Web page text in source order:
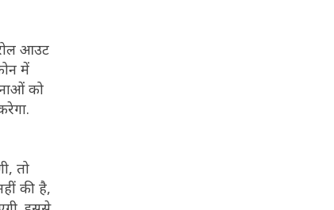
आउट
में
को
तो
की है,